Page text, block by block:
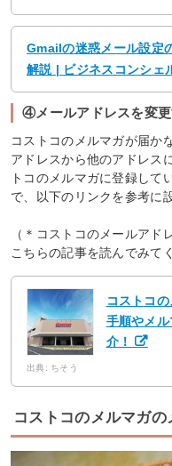
Gmailの迷惑メール設定
解説 | ビジネスコンシ
④メールアドレスを変
コストコのメルマガが届か
アドレスから他のアドレス
トコのメルマガに登録して
で、以下のリンクを参考に
（＊コストコのメールアド
こちらの記事を読んでみて
コストコ
手順やメ
介！
出典: ちそう
コストコのメルマガの